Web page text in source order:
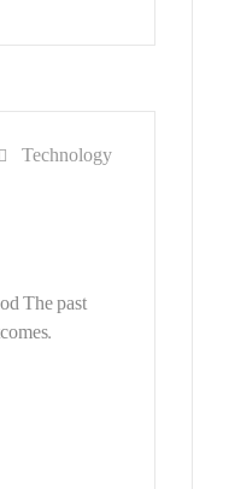
Technology
The past